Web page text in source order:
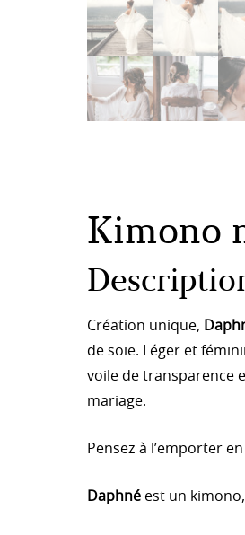
Kimono
Création unique,
de soie. Léger et
voile de transparence
mariage.
Pensez à l’emporter
Daphné est un